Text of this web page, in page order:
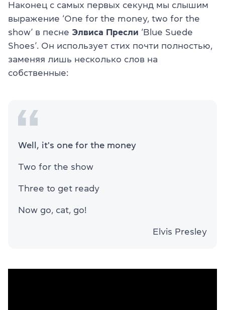
Наконец с самых первых секунд мы слышим
выражение ‘One for the money, two for the
show’ в песне Элвиса Пресли ‘Blue Suede
Shoes’. Он использует стих почти полностью,
заменяя лишь несколько слов на
собственные:
Well, it's one for the money
Two for the show
Three to get ready
Now go, cat, go!
Elvis Presley